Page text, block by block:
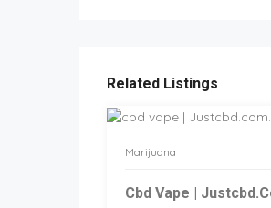
Related Listings
Marijuana
Cbd Vape |